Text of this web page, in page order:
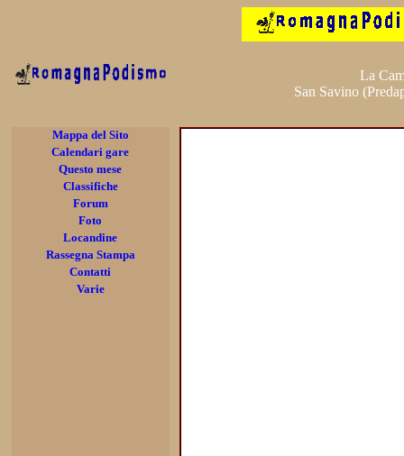
La
San Savino
Mappa del Sito
Calendari gare
Questo mese
Classifiche
Forum
Foto
Locandine
Rassegna Stampa
Contatti
Varie